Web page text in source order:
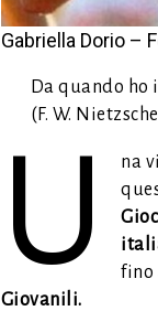
Gabriella Dorio –
Da quando ho
(F. W.
U
na
fino
Giovanili.